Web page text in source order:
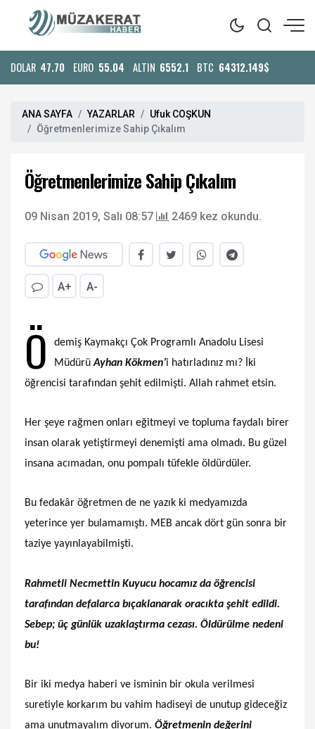
DOLAR 47.70 EURO 55.04 ALTIN 6552.1 BTC 64312.149$
ANA SAYFA YAZARLAR
Ufuk COŞKUN
Öğretmenlerimize Sahip Çıkalım
Öğretmenlerimize Sahip Çıkalım
09 Nisan 2019, Salı 08:57 2469 kez okundu.
A+ A-
Ö
demiş Kaymakçı Çok Programlı Anadolu Lisesi
MüdürüAyhan Kökmen’i hatırladınız mı? İki
öğrencisi tarafından şehit edilmişti. Allah rahmet etsin.
Her şeye rağmen onları eğitmeyi ve topluma faydalı birer
insan olarak yetiştirmeyi denemişti ama olmadı. Bu güzel
insana acımadan, onu pompalı tüfekle öldürdüler.
Bu fedakâr öğretmen de ne yazık ki medyamızda
yeterince yer bulamamıştı. MEB ancak dört gün sonra bir
taziye yayınlayabilmişti.
Rahmetli Necmettin Kuyucu hocamız da öğrencisi
tarafından defalarca bıçaklanarak oracıkta şehit edildi.
Sebep; üç günlük uzaklaştırma cezası. Öldürülme nedeni
bu!
Bir iki medya haberi ve isminin bir okula verilmesi
suretiyle korkarım bu vahim hadiseyi de unutup gideceğiz
ama unutmayalım diyorum. Öğretmenin değerini